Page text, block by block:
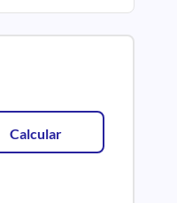
Calcular